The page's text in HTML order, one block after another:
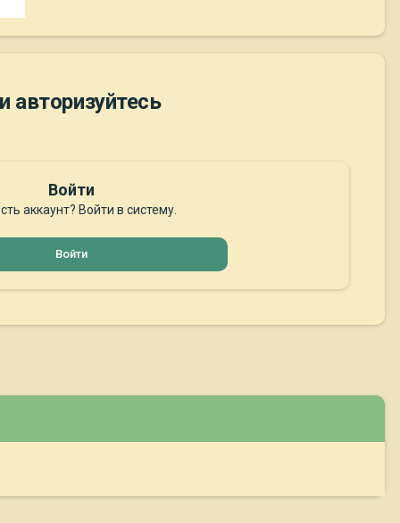
авторизуйтесь
Войти
аккаунт? Войти в систему.
Войти